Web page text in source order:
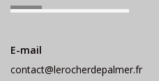
E-mail
contact@lerocherdepalmer.fr